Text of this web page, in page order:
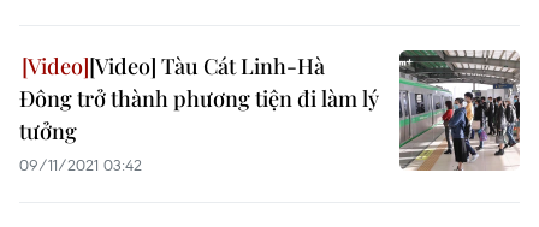
[Video] Tàu Cát Linh-Hà
Đông trở thành phương tiện đi làm lý
tưởng
09/11/2021 03:42